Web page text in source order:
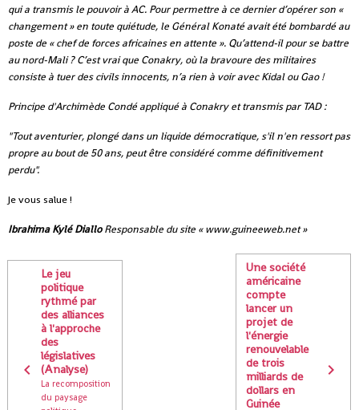
qui a transmis le pouvoir à AC. Pour permettre à ce dernier d’opérer son «
changement » en toute quiétude, le Général Konaté avait été bombardé au
poste de « chef de forces africaines en attente ». Qu’attend-il pour se battre
au nord-Mali ? C’est vrai que Conakry, où la bravoure des militaires
consiste à tuer des civils innocents, n’a rien à voir avec Kidal ou Gao !
Principe d'Archimède Condé appliqué à Conakry et transmis par TAD :
"Tout aventurier, plongé dans un liquide démocratique, s'il n'en ressort pas
propre au bout de 50 ans, peut être considéré comme définitivement
perdu".
Je vous salue !
Ibrahima Kylé DialloResponsable du site « www.guineeweb.net »
Le jeu
politique
rythmé par
des alliances
à l'approche
des
législatives
(Analyse)
La recomposition
du paysage
Une société
américaine
compte
lancer un
projet de
l'énergie
renouvelable
de trois
milliards de
dollars en
Guinée